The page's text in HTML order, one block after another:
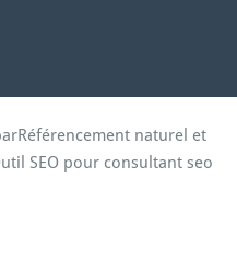
Référencement naturel et
SEO pour consultant seo